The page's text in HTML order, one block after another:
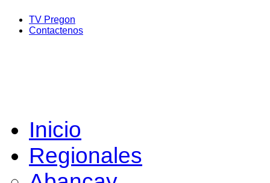
TV Pregon
Contactenos
Inicio
Regionales